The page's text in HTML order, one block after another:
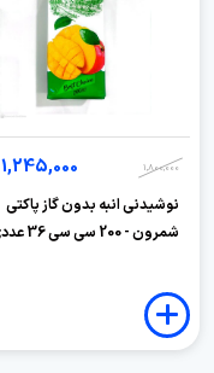
1,800,000
1,245,000
نوشیدنی انبه بدون گاز پاکتی
شمرون - 200 سی سی 36 عددی